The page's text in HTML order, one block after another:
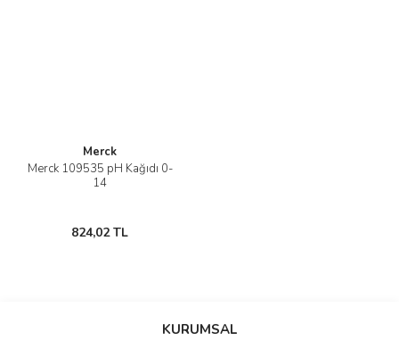
Merck
Merck 109535 pH Kağıdı 0-
14
824,02 TL
KURUMSAL